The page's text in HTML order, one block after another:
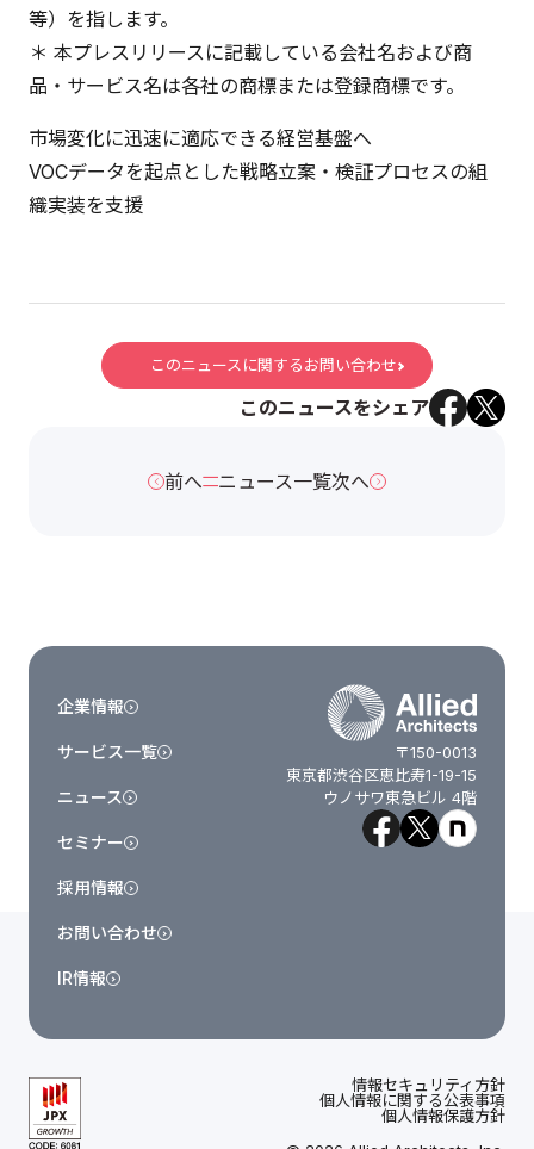
等）を指します。
＊ 本プレスリリースに記載している会社名および商
品・サービス名は各社の商標または登録商標です。
市場変化に迅速に適応できる経営基盤へ
VOCデータを起点とした戦略立案・検証プロセスの組
織実装を支援
このニュースに関するお問い合わせ
このニュースをシェア
前へ ニュース一覧次へ
〒150-0013
東京都渋谷区恵比寿1-19-15
ウノサワ東急ビル 4階
企業情報
サービス一覧
ニュース
セミナー
採用情報
お問い合わせ
IR情報
情報セキュリティ方針
個人情報に関する公表事項
個人情報保護方針